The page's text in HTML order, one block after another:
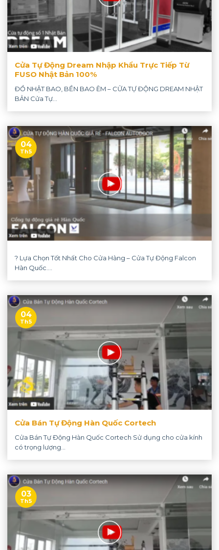
Cửa Tự Động Dream Nhập Khẩu Trực Tiếp Từ
FUSO Nhật Bản 100%
ĐỒ NHẬT BAO, BỀN BAO ÊM – CỬA TỰ ĐỘNG DREAM NHẬT
BẢN Cửa Tự...
? Lựa Chọn Tốt Nhất Cho Cửa Hàng – Cửa Tự Động Falcon
Hàn Quốc....
04
Th5
Cửa Bán Tự Động Hàn Quốc Cortech
Cửa Bán Tự Động Hàn Quốc Cortech Sử dụng cho cửa kính
có trọng lượng...
04
Th5
03
Th5